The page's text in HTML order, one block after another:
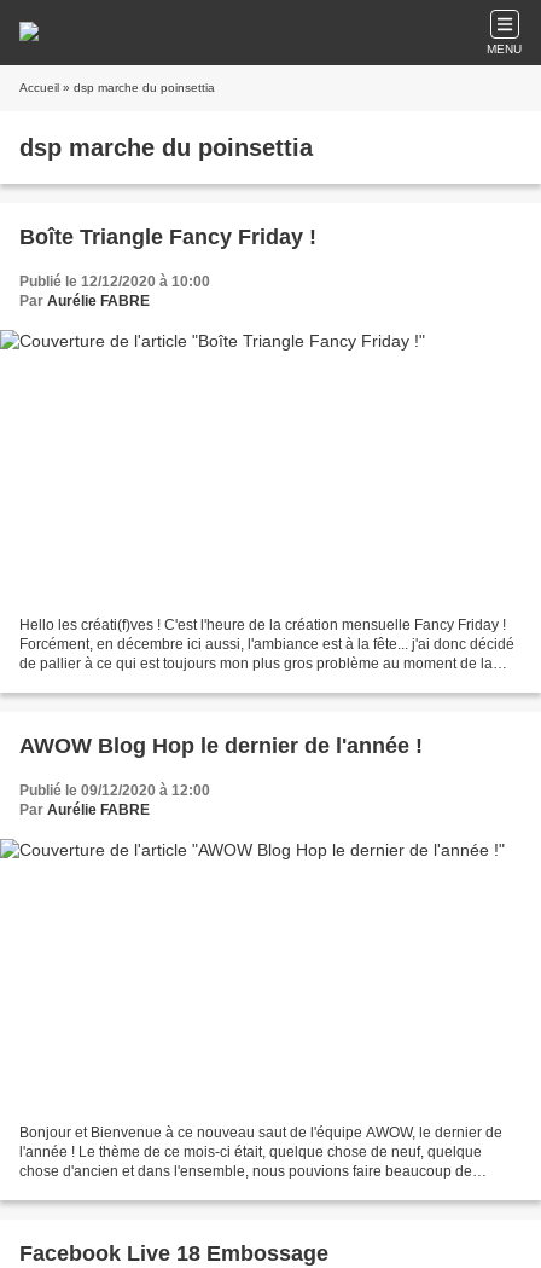
MENU
Accueil » dsp marche du poinsettia
dsp marche du poinsettia
Boîte Triangle Fancy Friday !
Publié le 12/12/2020 à 10:00
Par Aurélie FABRE
Hello les créati(f)ves ! C'est l'heure de la création mensuelle Fancy Friday !
Forcément, en décembre ici aussi, l'ambiance est à la fête... j'ai donc décidé
de pallier à ce qui est toujours mon plus gros problème au moment de la
AWOW Blog Hop le dernier de l'année !
Publié le 09/12/2020 à 12:00
Par Aurélie FABRE
Bonjour et Bienvenue à ce nouveau saut de l'équipe AWOW, le dernier de
l'année ! Le thème de ce mois-ci était, quelque chose de neuf, quelque
chose d'ancien et dans l'ensemble, nous pouvions faire beaucoup de
Facebook Live 18 Embossage